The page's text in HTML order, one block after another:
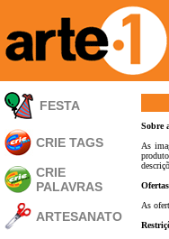
FESTA
CRIE TAGS
CRIE
PALAVRAS
ARTESANATO
Sobre
As
Ofertas
As